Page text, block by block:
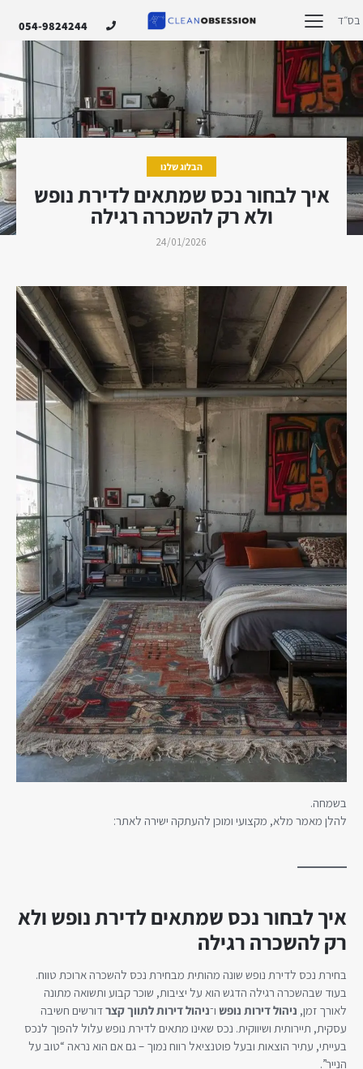
בס״ד 054-9824244
הבלוג שלנו
איך לבחור נכס שמתאים לדירת נופש
ולא רק להשכרה רגילה
24/01/2026
בשמחה.
להלן מאמר מלא, מקצועי ומוכן להעתקה ישירה לאתר:
איך לבחור נכס שמתאים לדירת נופש ולא
רק להשכרה רגילה
בחירת נכס לדירת נופש שונה מהותית מבחירת נכס להשכרה ארוכת טווח.
בעוד שבהשכרה רגילה הדגש הוא על יציבות, שוכר קבוע ותשואה מתונה
לאורך זמן, ניהול דירות נופש ו־ניהול דירות לתווך קצרדורשים חשיבה
עסקית, תיירותית ושיווקית. נכס שאינו מתאים לדירת נופש עלול להפוך לנכס
בעייתי, עתיר הוצאות ובעל פוטנציאל רווח נמוך – גם אם הוא נראה “טוב על
הנייר”.